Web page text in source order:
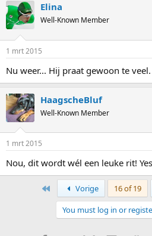
c
t
i
s
Elina
Well-Known Member
1 mrt 2015
Nu weer... Hij praat gewoon te veel.
HaagscheBluf
Well-Known Member
1 mrt 2015
Nou, dit wordt wél een leuke rit!
Vorige 16 of 19
You must log in or